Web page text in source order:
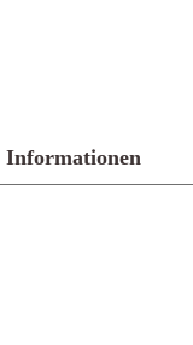
Informationen